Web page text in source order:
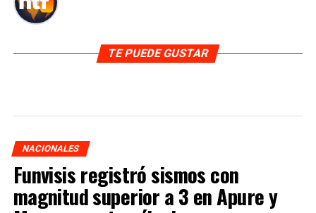
TE PUEDE GUSTAR
NACIONALES
Funvisis registró sismos con
magnitud superior a 3 en Apure y